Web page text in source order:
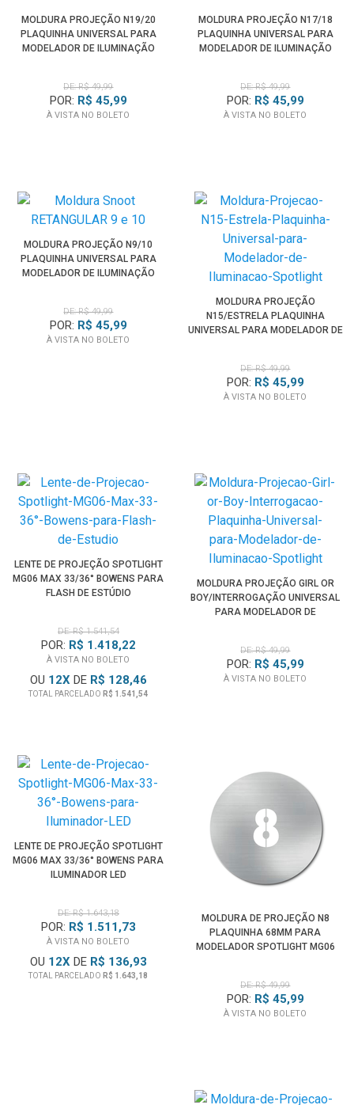
MOLDURA PROJEÇÃO N19/20
PLAQUINHA UNIVERSAL PARA
MODELADOR DE ILUMINAÇÃO
DE: R$ 49,99
POR: R$ 45,99
À VISTA NO BOLETO
MOLDURA PROJEÇÃO N17/18
PLAQUINHA UNIVERSAL PARA
MODELADOR DE ILUMINAÇÃO
DE: R$ 49,99
POR: R$ 45,99
À VISTA NO BOLETO
MOLDURA PROJEÇÃO N9/10
PLAQUINHA UNIVERSAL PARA
MODELADOR DE ILUMINAÇÃO
DE: R$ 49,99
POR: R$ 45,99
À VISTA NO BOLETO
MOLDURA PROJEÇÃO
N15/ESTRELA PLAQUINHA
UNIVERSAL PARA MODELADOR DE
DE: R$ 49,99
POR: R$ 45,99
À VISTA NO BOLETO
LENTE DE PROJEÇÃO SPOTLIGHT
MG06 MAX 33/36° BOWENS PARA
FLASH DE ESTÚDIO
DE: R$ 1.541,54
POR: R$ 1.418,22
À VISTA NO BOLETO
OU 12XDE R$ 128,46
TOTAL PARCELADO R$ 1.541,54
MOLDURA PROJEÇÃO GIRL OR
BOY/INTERROGAÇÃO UNIVERSAL
PARA MODELADOR DE
DE: R$ 49,99
POR: R$ 45,99
À VISTA NO BOLETO
LENTE DE PROJEÇÃO SPOTLIGHT
MG06 MAX 33/36° BOWENS PARA
ILUMINADOR LED
DE: R$ 1.643,18
POR: R$ 1.511,73
À VISTA NO BOLETO
OU 12XDE R$ 136,93
TOTAL PARCELADO R$ 1.643,18
MOLDURA DE PROJEÇÃO N8
PLAQUINHA 68MM PARA
MODELADOR SPOTLIGHT MG06
DE: R$ 49,99
POR: R$ 45,99
À VISTA NO BOLETO